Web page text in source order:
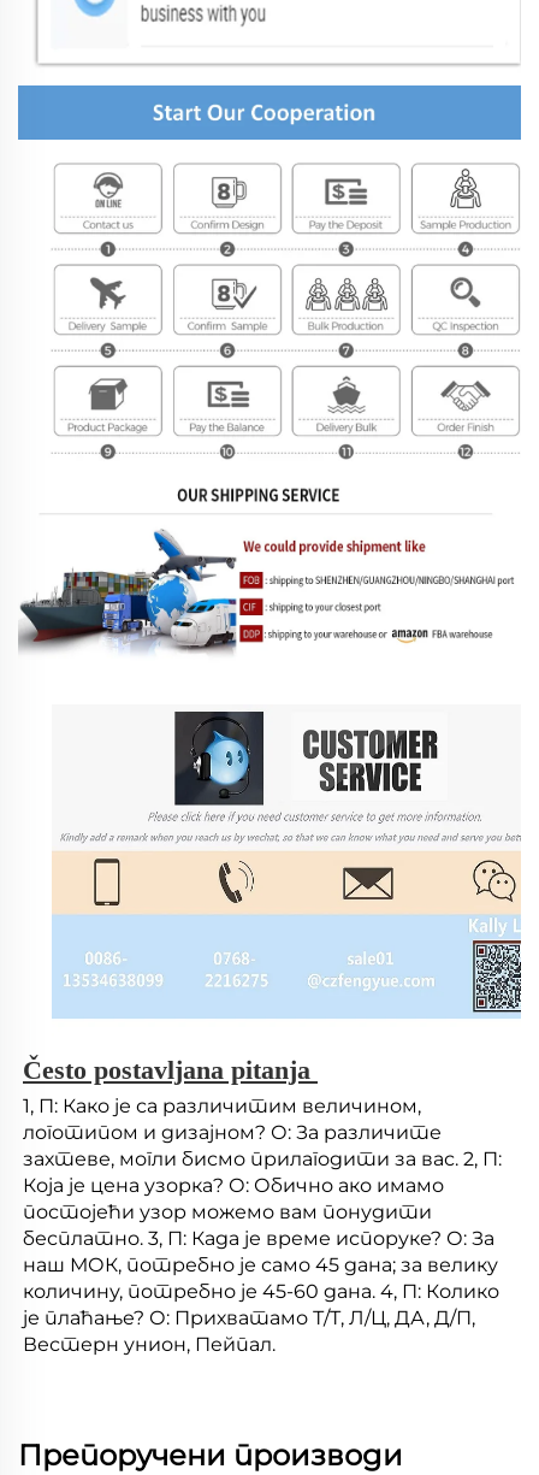
Često postavljana pitanja
1, П: Како је са различитим величином,
логотипом и дизајном? О: За различите
захтеве, могли бисмо прилагодити за вас. 2, П:
Која је цена узорка? О: Обично ако имамо
постојећи узор можемо вам понудити
бесплатно. 3, П: Када је време испоруке? О: За
наш МОК, потребно је само 45 дана; за велику
количину, потребно је 45-60 дана. 4, П: Колико
је плаћање? О: Прихватамо Т/Т, Л/Ц, ДА, Д/П,
Вестерн унион, Пейпал.
Препоручени производи